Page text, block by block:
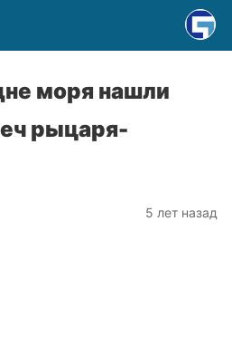
моря нашли
рыцаря-
5 лет назад